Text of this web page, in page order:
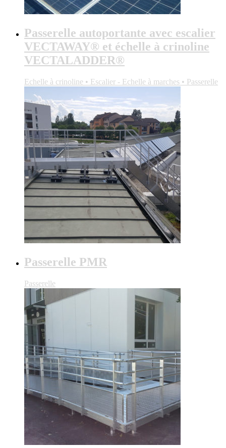
Passerelle autoportante avec escalier
VECTAWAY® et échelle à crinoline
VECTALADDER®
Echelle à crinoline • Escalier - Echelle à marches • Passerelle
Passerelle PMR
Passerelle